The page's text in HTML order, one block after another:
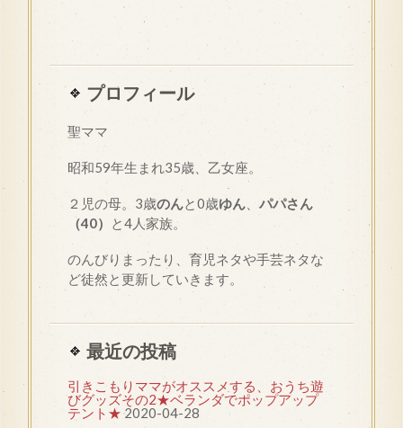
プロフィール
聖ママ
昭和59年生まれ35歳、乙女座。
２児の母。3歳のんと0歳ゆん
パパさん
（40）
と4人家族。
のんびりまったり、育児ネタや手芸ネタな
ど徒然と更新していきます。
最近の投稿
引きこもりママがオススメする、おうち遊
びグッズその2★ベランダでポップアップ
テント★ 2020-04-28